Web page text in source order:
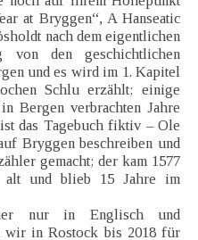
at Bryggen“, A Hanseatic
nach dem eigentlichen
von den geschichtlichen
und es wird im 1. Kapitel
Schlu erzählt; einige
Bergen verbrachten Jahre
das Tagebuch fiktiv – Ole
Bryggen beschreiben und
gemacht; der kam 1577
alt und blieb 15 Jahre im
nur in Englisch und
wir in Rostock bis 2018 für